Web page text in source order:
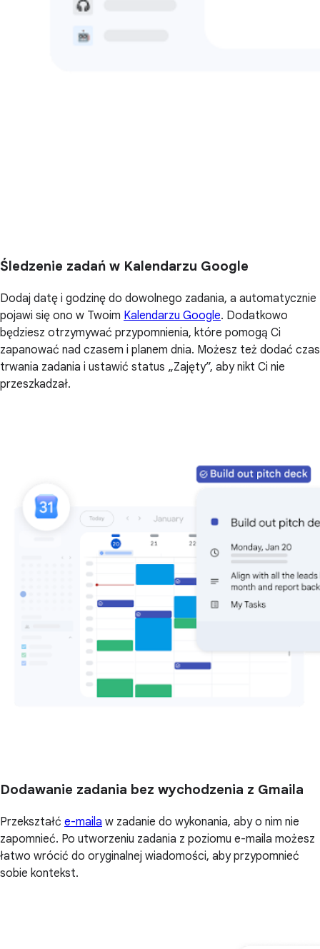
Śledzenie zadań w Kalendarzu Google
Dodaj datę i godzinę do dowolnego zadania, a automatycznie
pojawi się ono w Twoim Kalendarzu Google. Dodatkowo
będziesz otrzymywać przypomnienia, które pomogą Ci
zapanować nad czasem i planem dnia. Możesz też dodać czas
trwania zadania i ustawić status „Zajęty”, aby nikt Ci nie
przeszkadzał.
Dodawanie zadania bez wychodzenia z Gmaila
Przekształć e-maila w zadanie do wykonania, aby o nim nie
zapomnieć. Po utworzeniu zadania z poziomu e-maila możesz
łatwo wrócić do oryginalnej wiadomości, aby przypomnieć
sobie kontekst.